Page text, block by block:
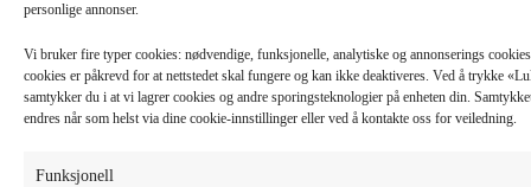
personlige annonser.
Vi bruker fire typer cookies: nødvendige, funksjonelle, analytiske og annonserings
cookies er påkrevd for at nettstedet skal fungere og kan ikke deaktiveres. Ved å trykke
samtykker du i at vi lagrer cookies og andre sporingsteknologier på enheten din.
endres når som helst via dine cookie-innstillinger eller ved å kontakte oss for veiledning.
Funksjonell